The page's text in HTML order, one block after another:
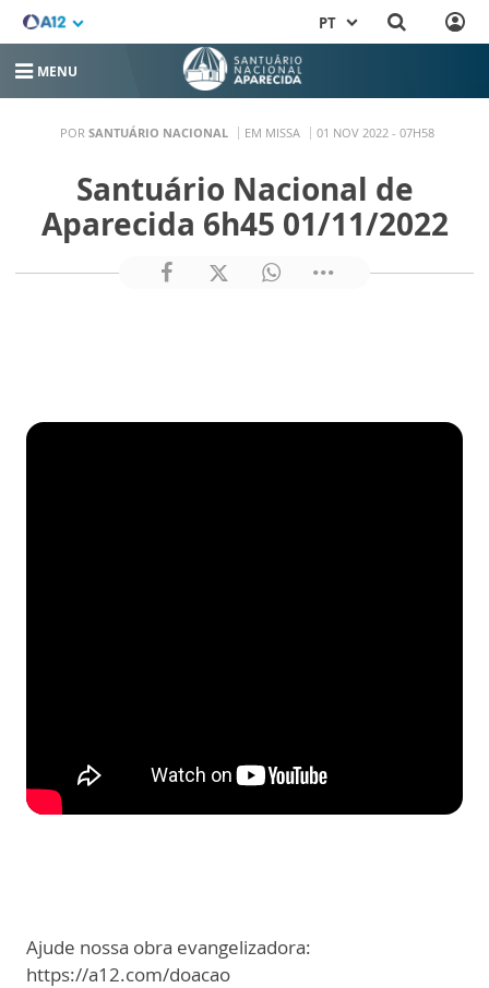
PT
MENU
POR SANTUÁRIO NACIONAL EM MISSA 01 NOV 2022 - 07H58
Santuário Nacional de
Aparecida 6h45 01/11/2022
Ajude nossa obra evangelizadora:
https://a12.com/doacao